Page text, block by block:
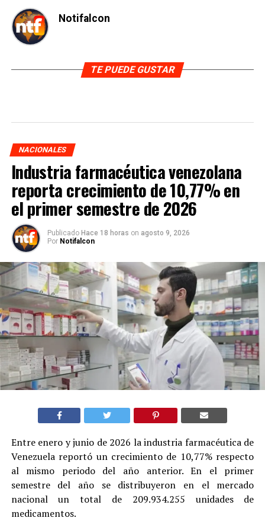
Notifalcon
TE PUEDE GUSTAR
NACIONALES
Industria farmacéutica venezolana
reporta crecimiento de 10,77% en
el primer semestre de 2026
Publicado Hace 18 horas on agosto 9, 2026
Por Notifalcon
Entre enero y junio de 2026 la industria farmacéutica de
Venezuela reportó un crecimiento de 10,77% respecto
al mismo periodo del año anterior. En el primer
semestre del año se distribuyeron en el mercado
nacional un total de 209.934.255 unidades de
medicamentos.